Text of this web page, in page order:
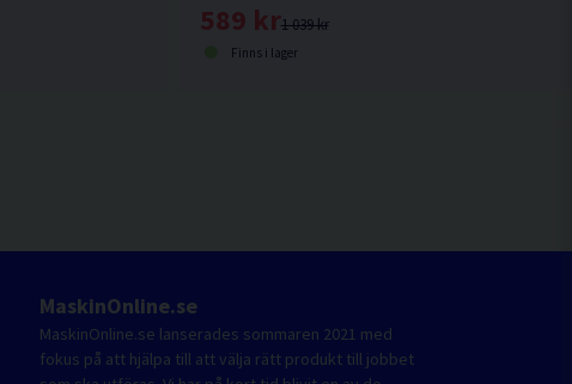
1 039 kr
589 kr
Finns i lager
MaskinOnline.se
MaskinOnline.se lanserades sommaren 2021 med
fokus på att hjälpa till att välja rätt produkt till jobbet